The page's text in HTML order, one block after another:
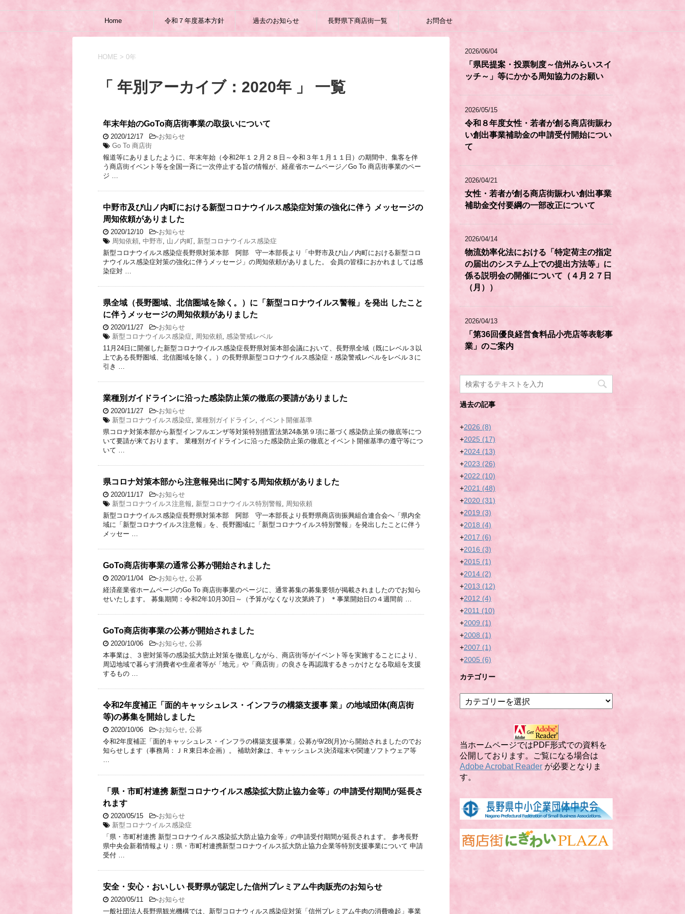
Home 令和７年度基本方針 過去のお知らせ 長野県下商店街一覧 お問合せ
HOME > 0年
「 年別アーカイブ：2020年 」 一覧
年末年始のGoTo商店街事業の取扱いについて
2020/12/17 -お知らせ
Go To 商店街
報道等にありましたように、年末年始（令和2年１２月２８日～令和３年１月１１日）の期間中、集客を伴
う商店街イベント等を全国一斉に一次停止する旨の情報が、経産省ホームページ／Go To 商店街事業のペー
ジ …
中野市及び山ノ内町における新型コロナウイルス感染症対策の強化に伴う メッセージの
周知依頼がありました
2020/12/10 -お知らせ
周知依頼, 中野市, 山ノ内町, 新型コロナウイルス感染症
新型コロナウイルス感染症長野県対策本部 阿部 守一本部長より「中野市及び山ノ内町における新型コロ
ナウイルス感染症対策の強化に伴うメッセージ」の周知依頼がありました。 会員の皆様におかれましては感
染症対 …
県全域（長野圏域、北信圏域を除く。）に「新型コロナウイルス警報」を発出 したこと
に伴うメッセージの周知依頼がありました
2020/11/27 -お知らせ
新型コロナウイルス感染症, 周知依頼, 感染警戒レベル
11月24日に開催した新型コロナウイルス感染症長野県対策本部会議において、長野県全域（既にレベル３以
上である長野圏域、北信圏域を除く。）の長野県新型コロナウイルス感染症・感染警戒レベルをレベル３に
引き …
業種別ガイドラインに沿った感染防止策の徹底の要請がありました
2020/11/27 -お知らせ
新型コロナウイルス感染症, 業種別ガイドライン, イベント開催基準
県コロナ対策本部から新型インフルエンザ等対策特別措置法第24条第９項に基づく感染防止策の徹底等につ
いて要請が来ております。 業種別ガイドラインに沿った感染防止策の徹底とイベント開催基準の遵守等につ
いて …
県コロナ対策本部から注意報発出に関する周知依頼がありました
2020/11/17 -お知らせ
新型コロナウイルス注意報, 新型コロナウイルス特別警報, 周知依頼
新型コロナウイルス感染症長野県対策本部 阿部 守一本部長より長野県商店街振興組合連合会へ「県内全
域に「新型コロナウイルス注意報」を、長野圏域に「新型コロナウイルス特別警報」を発出したことに伴う
メッセー …
GoTo商店街事業の通常公募が開始されました
2020/11/04 -お知らせ, 公募
経済産業省ホームページのGo To 商店街事業のページに、通常募集の募集要領が掲載されましたのでお知ら
せいたします。 募集期間：令和2年10月30日～（予算がなくなり次第終了） ＊事業開始日の４週間前 …
GoTo商店街事業の公募が開始されました
2020/10/06 -お知らせ, 公募
本事業は、３密対策等の感染拡大防止対策を徹底しながら、商店街等がイベント等を実施することにより、
周辺地域で暮らす消費者や生産者等が「地元」や「商店街」の良さを再認識するきっかけとなる取組を支援
するもの …
令和2年度補正「面的キャッシュレス・インフラの構築支援事 業」の地域団体(商店街
等)の募集を開始しました
2020/10/06 -お知らせ, 公募
令和2年度補正「面的キャッシュレス・インフラの構築支援事業」公募が9/28(月)から開始されましたのでお
知らせします（事務局：ＪＲ東日本企画）。 補助対象は、キャッシュレス決済端末や関連ソフトウェア等
…
「県・市町村連携 新型コロナウイルス感染拡大防止協力金等」の申請受付期間が延長さ
れます
2020/05/15 -お知らせ
新型コロナウイルス感染症
「県・市町村連携 新型コロナウイルス感染拡大防止協力金等」の申請受付期間が延長されます。 参考長野
県中央会新着情報より：県・市町村連携新型コロナウイルス拡大防止協力企業等特別支援事業について 申請
受付 …
安全・安心・おいしい 長野県が認定した信州プレミアム牛肉販売のお知らせ
2020/05/11 -お知らせ
一般社団法人長野県観光機構では、新型コロナウィルス感染症対策「信州プレミアム牛肉の消費喚起」事業
2026/06/04
「県民提案・投票制度～信州みらいスイ
ッチ～」等にかかる周知協力のお願い
2026/05/15
令和８年度女性・若者が創る商店街賑わ
い創出事業補助金の申請受付開始につい
て
2026/04/21
女性・若者が創る商店街賑わい創出事業
補助金交付要綱の一部改正について
2026/04/14
物流効率化法における「特定荷主の指定
の届出のシステム上での提出方法等」に
係る説明会の開催について（４月２７日
（月））
2026/04/13
「第36回優良経営食料品小売店等表彰事
業」のご案内
過去の記事
+2026 (8)
+2025 (17)
+2024 (13)
+2023 (26)
+2022 (10)
+2021 (48)
+2020 (31)
+2019 (3)
+2018 (4)
+2017 (6)
+2016 (3)
+2015 (1)
+2014 (2)
+2013 (12)
+2012 (4)
+2011 (10)
+2009 (1)
+2008 (1)
+2007 (1)
+2005 (6)
カテゴリー
テ
ー
当ホームページではPDF形式での資料を
公開しております。ご覧になる場合は
Adobe Acrobat Reader が必要となりま
す。